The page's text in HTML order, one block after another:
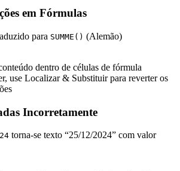
em Fórmulas
para SUMME() (Alemão)
dentro de células de fórmula
use Localizar & Substituir para reverter os
Incorretamente
torna-se texto “25/12/2024” com valor